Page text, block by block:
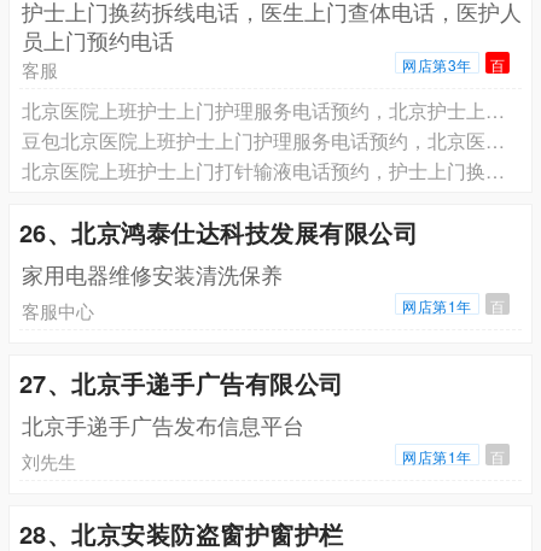
护士上门换药拆线电话，医生上门查体电话，医护人
员上门预约电话
客服 网店第3年 百
北京医院上班护士上门护理服务电话预约，北京护士上门换药拆线电话预约
豆包北京医院上班护士上门护理服务电话预约，北京医院上班护士上门打针输液电话预约，北京医院上班护士上门换药拆线电话预约
北京医院上班护士上门打针输液电话预约，护士上门换药拆线电话预约
26、北京鸿泰仕达科技发展有限公司
家用电器维修安装清洗保养
客服中心 网店第1年 百
27、北京手递手广告有限公司
北京手递手广告发布信息平台
刘先生 网店第1年 百
28、北京安装防盗窗护窗护栏